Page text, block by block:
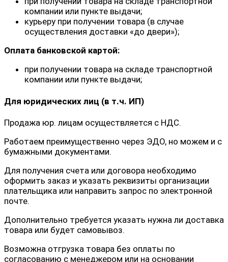
компании или пункте выдачи;
курьеру при получении товара (в случае
осуществления доставки «до двери»);
Оплата банковской картой:
при получении товара на складе транспортной
компании или пункте выдачи;
Для юридических лиц (в т.ч. ИП)
Продажа юр. лицам осуществляется с НДС.
Работаем преимущественно через ЭДО, но можем и с
бумажными документами.
Для получения счета или договора необходимо
оформить заказ и указать реквизиты организации
плательщика или направить запрос по электронной
почте.
Дополнительно требуется указать нужна ли доставка
товара или будет самовывоз.
Возможна отгрузка товара без оплаты по
согласованию с менеджером или на основании